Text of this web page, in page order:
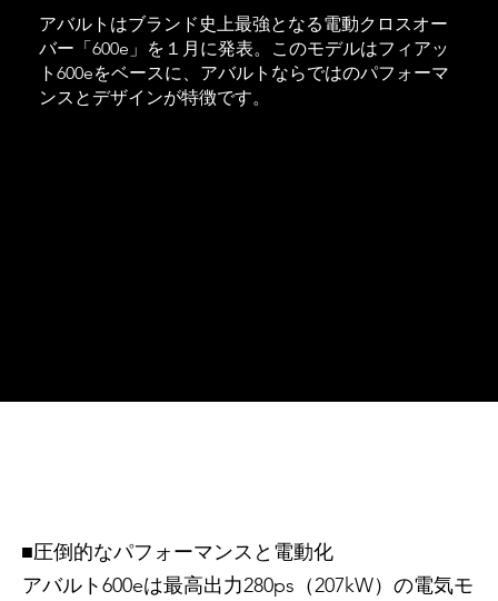
アバルトはブランド史上最強となる電動クロスオー
バー「600e」を１月に発表。このモデルはフィアッ
ト600eをベースに、アバルトならではのパフォーマ
ンスとデザインが特徴です。
■圧倒的なパフォーマンスと電動化
アバルト600eは最高出力280ps（207kW）の電気モ